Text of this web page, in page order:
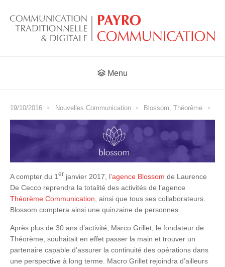
Menu
19/10/2016 Nouvelles Communication Blossom, Théorême
A compter du 1 er janvier 2017, l’agence Blossom de Laurence
De Cecco reprendra la totalité des activités de l’agence
Théorème Communication , ainsi que tous ses collaborateurs.
Blossom comptera ainsi une quinzaine de personnes.
Après plus de 30 ans d’activité, Marco Grillet, le fondateur de
Théorème, souhaitait en effet passer la main et trouver un
partenaire capable d’assurer la continuité des opérations dans
une perspective à long terme. Macro Grillet rejoindra d’ailleurs